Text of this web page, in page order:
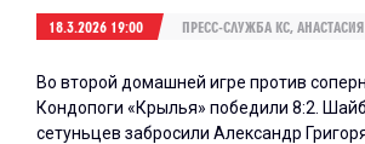
18.3.2026 19:00 ПРЕСС-СЛУЖБА КС,
Во второй домашней игре против
Кондопоги «Крылья» победили 8:2.
сетуньцев забросили Александр